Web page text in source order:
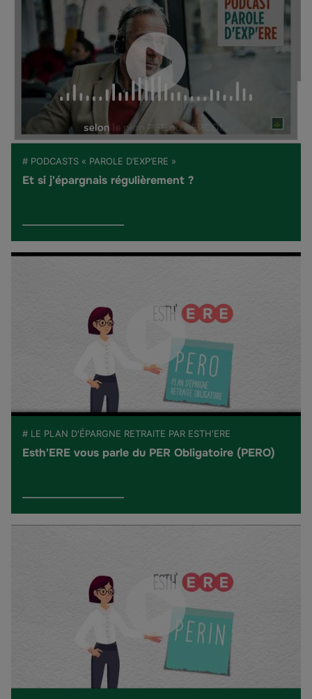
# PODCASTS « PAROLE D’EXP’ERE »
Et si j'épargnais régulièrement ?
# LE PLAN D'ÉPARGNE RETRAITE PAR ESTH'ERE
Esth'ERE vous parle du PER Obligatoire (PERO)